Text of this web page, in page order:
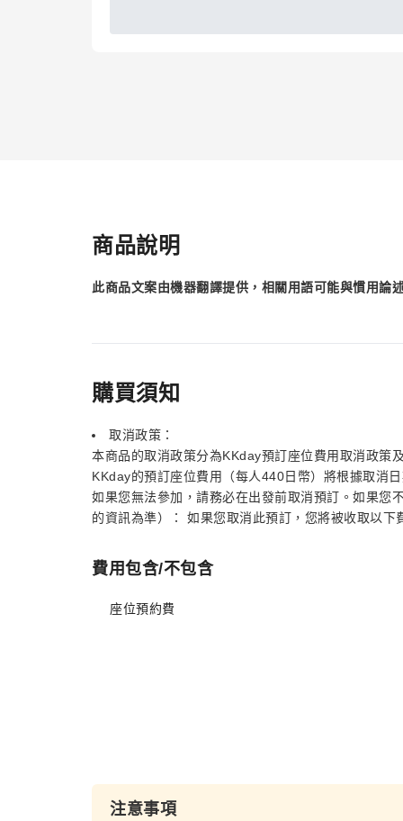
商品說明
此商品文案由機器翻譯提供，相關用語可能與慣用論
購買須知
取消政策：
本商品的取消政策分為KKday預訂座位費用取消政策
KKday的預訂座位費用（每人440日幣）將根據取消
如果您無法參加，請務必在出發前取消預訂。如果您
的資訊為準）： 如果您取消此預訂，您將被收取以
費用包含/不包含
座位預約費
注意事項